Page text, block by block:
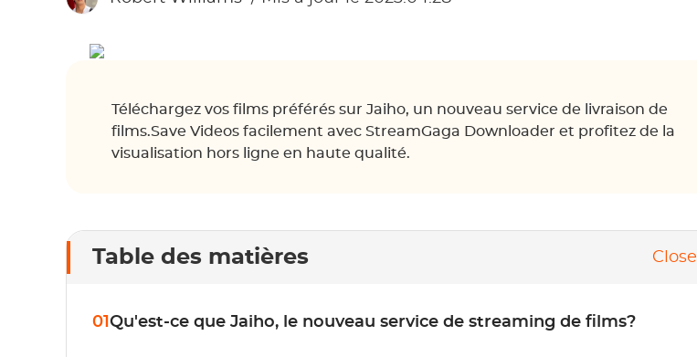
Téléchargez vos films préférés sur Jaiho, un nouveau service de livraison de
films.Save Videos facilement avec StreamGaga Downloader et profitez de la
visualisation hors ligne en haute qualité.
Table des matières Close
01 Qu'est-ce que Jaiho, le nouveau service de streaming de films?